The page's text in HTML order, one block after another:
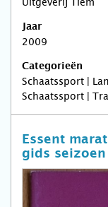
Jaar
2009
Categorieën
Schaatssport |
Schaatssport |
Essent
gids